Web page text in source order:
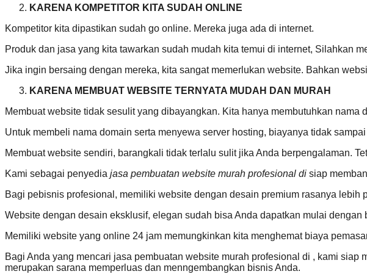
KARENA KOMPETITOR KITA SUDAH ONLINE
Kompetitor kita dipastikan sudah go online. Mereka juga ada di internet.
Produk dan jasa yang kita tawarkan sudah mudah kita temui di internet, Silahkan
Jika ingin bersaing dengan mereka, kita sangat memerlukan website. Bahkan
KARENA MEMBUAT WEBSITE TERNYATA MUDAH DAN MURAH
Membuat website tidak sesulit yang dibayangkan. Kita hanya membutuhkan nama
Untuk membeli nama domain serta menyewa server hosting, biayanya tidak
Membuat website sendiri, barangkali tidak terlalu sulit jika Anda berpengalaman.
Kami sebagai penyedia jasa pembuatan website murah profesional di siap
Bagi pebisnis profesional, memiliki website dengan desain premium rasanya lebih
Website dengan desain eksklusif, elegan sudah bisa Anda dapatkan mulai dengan
Memiliki website yang online 24 jam memungkinkan kita menghemat biaya
Bagi Anda yang mencari jasa pembuatan website murah profesional di , kami
merupakan sarana memperluas dan menngembangkan bisnis Anda.